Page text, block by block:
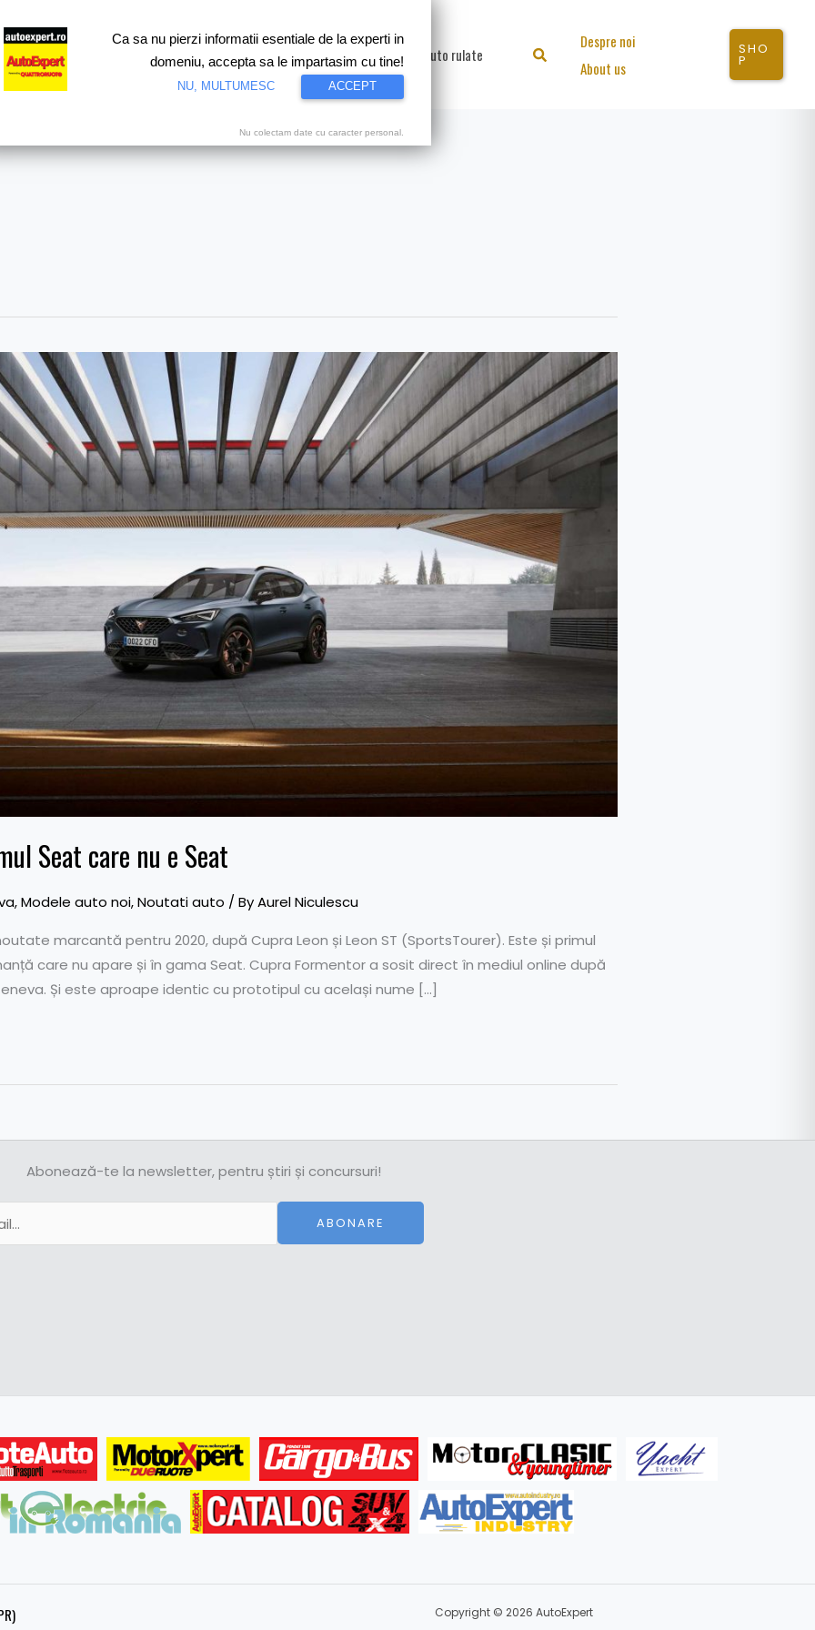
Test drive Motorsport Proiecte speciale Video Auto rulate Search
Despre noi
About us
SHO
P
Seat care nu e Seat
,Modele auto noi,Noutati auto / ByAurel Niculescu
marcantă pentru 2020, după Cupra Leon și Leon ST (SportsTourer). Este și primul
care nu apare și în gama Seat. Cupra Formentor a sosit direct în mediul online după
Și este aproape identic cu prototipul cu același nume […]
Abonează-te la newsletter, pentru știri și concursuri!
ABONARE
Copyright © 2026 AutoExpert
Ca sa nu pierzi informatii esentiale de la experti in
domeniu, accepta sa le impartasim cu tine!
NU, MULTUMESC ACCEPT
Nu colectam date cu caracter personal.